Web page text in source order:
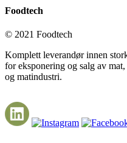
Foodtech
© 2021 Foodtech
Komplett leverandør innen
for eksponering og salg av
og matindustri.